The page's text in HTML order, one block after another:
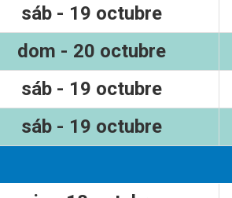
sáb - 19 octubre
dom - 20 octubre
sáb - 19 octubre
sáb - 19 octubre